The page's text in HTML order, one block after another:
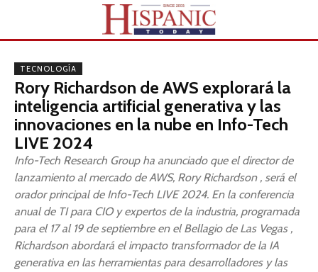
TECNOLOGÍA
Rory Richardson de AWS explorará la
inteligencia artificial generativa y las
innovaciones en la nube en Info-Tech
LIVE 2024
Info-Tech Research Group ha anunciado que el director de
lanzamiento al mercado de AWS, Rory Richardson , será el
orador principal de Info-Tech LIVE 2024. En la conferencia
anual de TI para CIO y expertos de la industria, programada
para el 17 al 19 de septiembre en el Bellagio de Las Vegas ,
Richardson abordará el impacto transformador de la IA
generativa en las herramientas para desarrolladores y las